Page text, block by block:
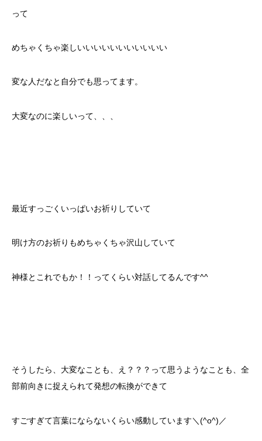
って
めちゃくちゃ楽しいいいいいいいいいいい
変な人だなと自分でも思ってます。
大変なのに楽しいって、、、
最近すっごくいっぱいお祈りしていて
明け方のお祈りもめちゃくちゃ沢山していて
神様とこれでもか！！ってくらい対話してるんです^^
そうしたら、大変なことも、え？？？って思うようなことも、全
部前向きに捉えられて発想の転換ができて
すごすぎて言葉にならないくらい感動しています＼(^o^)／